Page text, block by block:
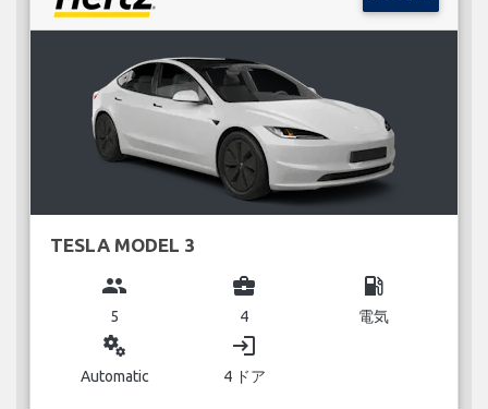
TESLA MODEL 3
group
5
business_center
4
local_gas_station
電気
miscellaneous_services
Automatic
login
4 ドア